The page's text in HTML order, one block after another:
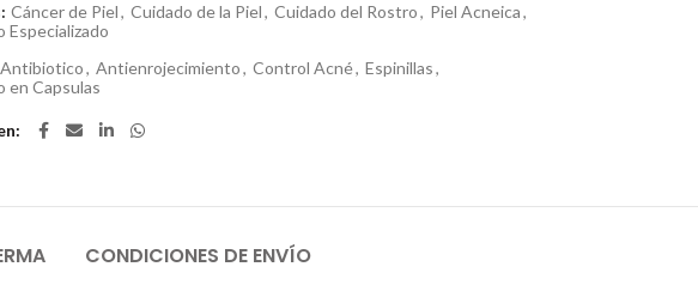
Cáncer de Piel, Cuidado de la Piel, Cuidado del Rostro, Piel Acneica,
Especializado
Antibiotico, Antienrojecimiento, Control Acné, Espinillas,
en Capsulas
CONDICIONES DE ENVÍO